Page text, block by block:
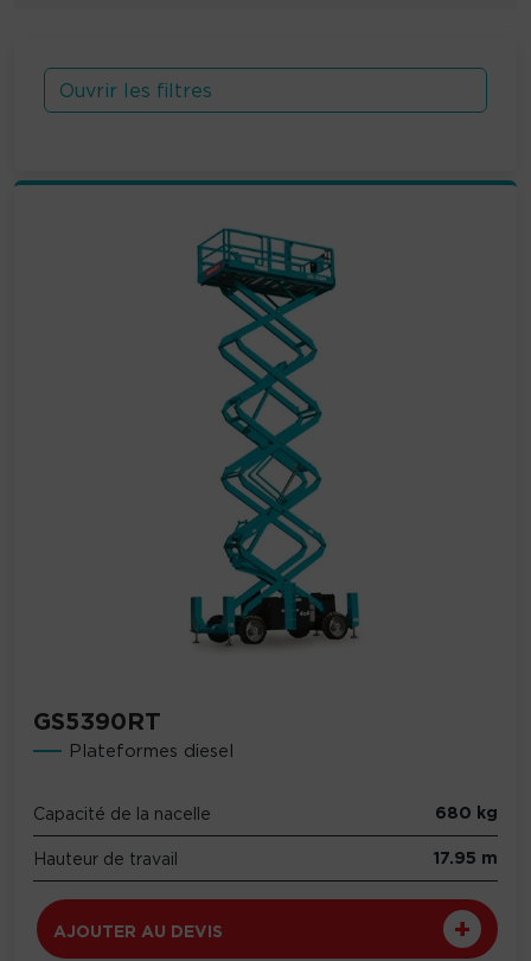
Ouvrir les filtres
GS5390RT
Plateformes diesel
Capacité de la nacelle 680 kg
Hauteur de travail 17.95 m
AJOUTER AU DEVIS